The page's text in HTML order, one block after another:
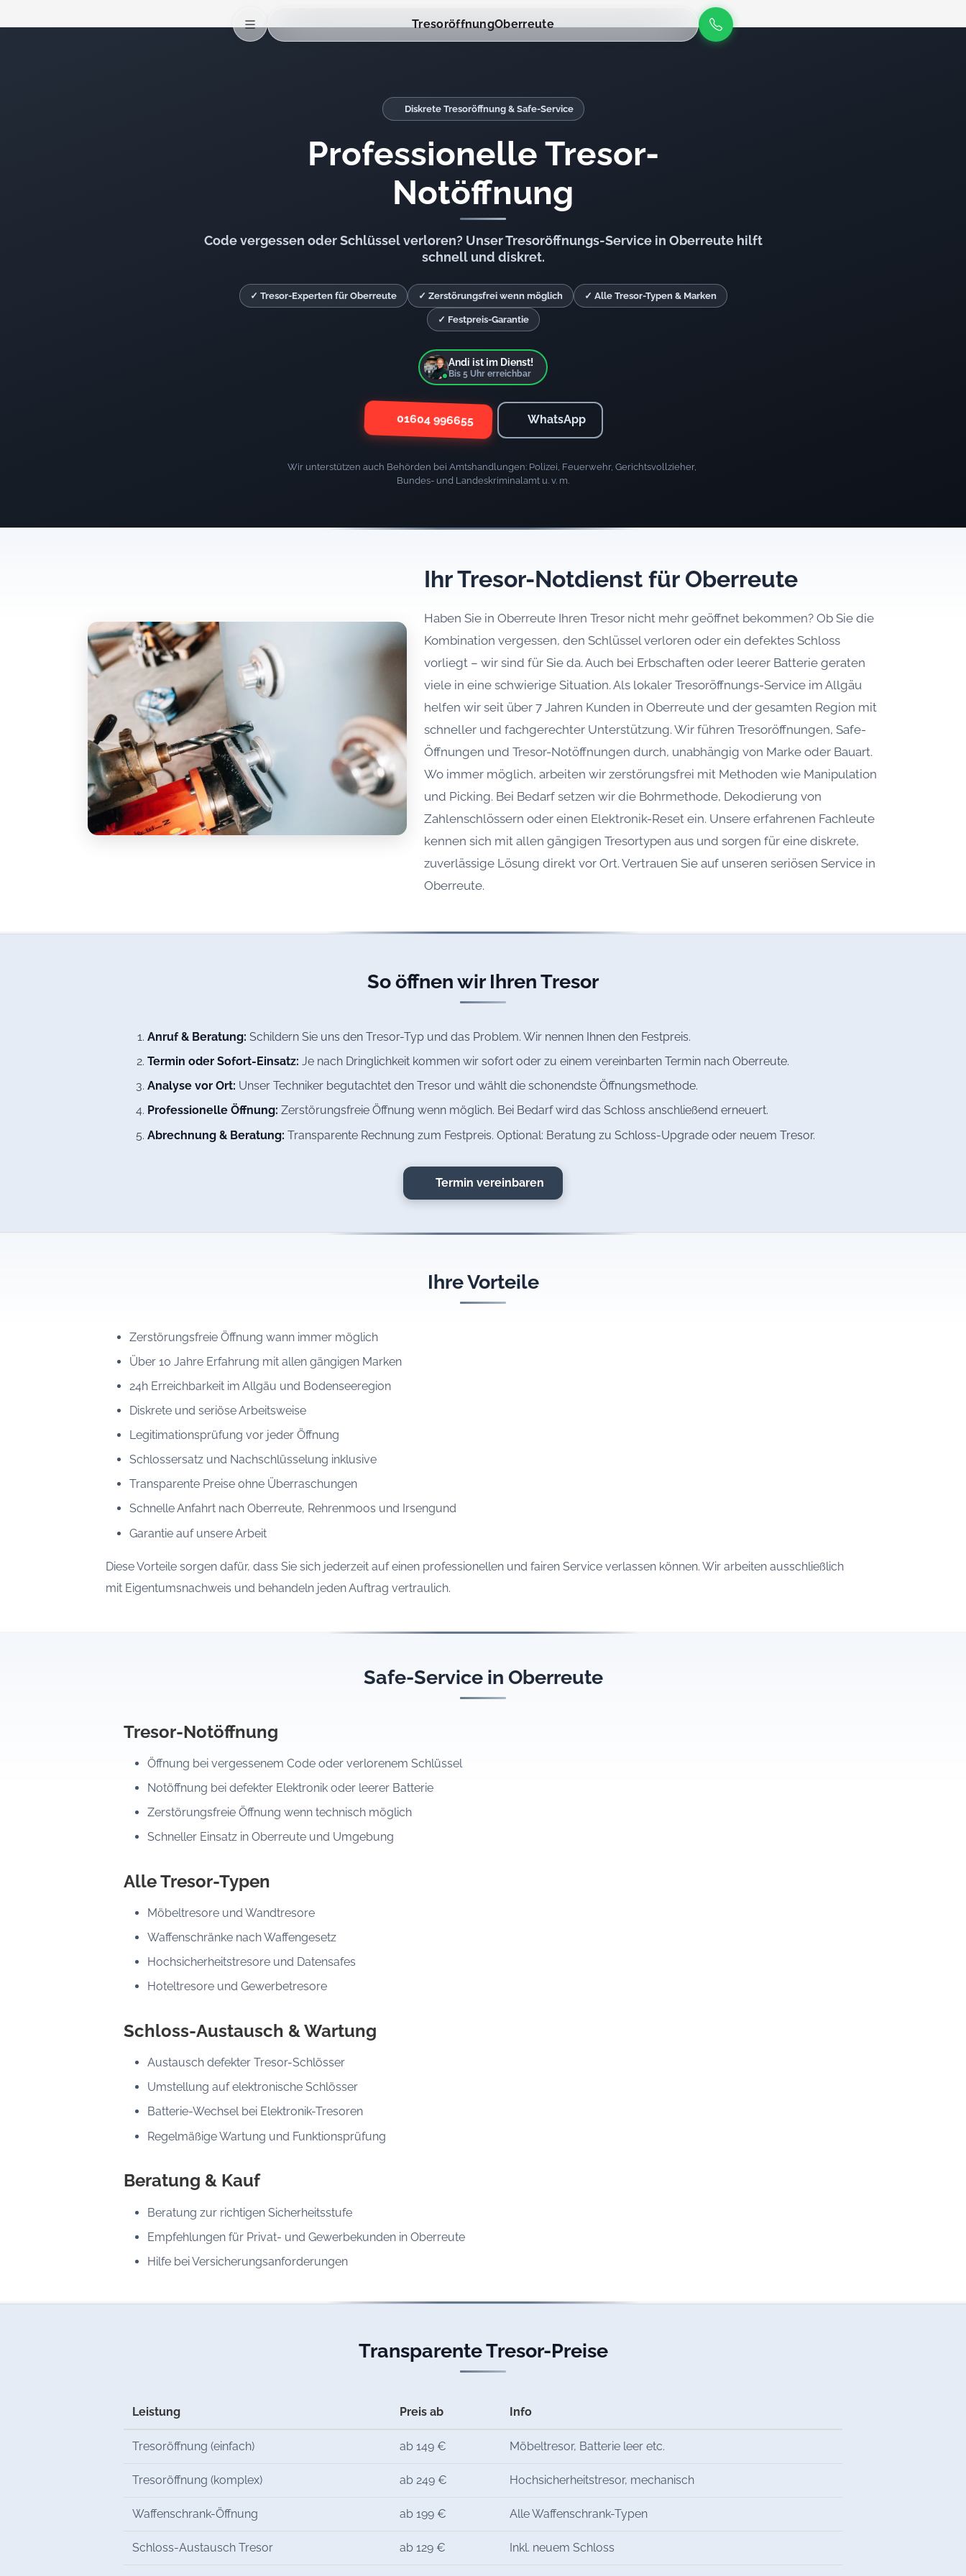
TresoröffnungOberreute
Diskrete Tresoröffnung & Safe-Service
Professionelle Tresor-
Notöffnung
Code vergessen oder Schlüssel verloren? Unser Tresoröffnungs-Service in Oberreute hilft
schnell und diskret.
✓ Tresor-Experten für Oberreute ✓ Zerstörungsfrei wenn möglich ✓ Alle Tresor-Typen & Marken
✓ Festpreis-Garantie
Andi ist im Dienst!
Bis 5 Uhr erreichbar
01604 996655 WhatsApp
Wir unterstützen auch Behörden bei Amtshandlungen: Polizei, Feuerwehr, Gerichtsvollzieher,
Bundes- und Landeskriminalamt u. v. m.
Ihr Tresor-Notdienst für Oberreute
Haben Sie in Oberreute Ihren Tresor nicht mehr geöffnet bekommen? Ob Sie die
Kombination vergessen, den Schlüssel verloren oder ein defektes Schloss
vorliegt – wir sind für Sie da. Auch bei Erbschaften oder leerer Batterie geraten
viele in eine schwierige Situation. Als lokaler Tresoröffnungs-Service im Allgäu
helfen wir seit über 7 Jahren Kunden in Oberreute und der gesamten Region mit
schneller und fachgerechter Unterstützung. Wir führen Tresoröffnungen, Safe-
Öffnungen und Tresor-Notöffnungen durch, unabhängig von Marke oder Bauart.
Wo immer möglich, arbeiten wir zerstörungsfrei mit Methoden wie Manipulation
und Picking. Bei Bedarf setzen wir die Bohrmethode, Dekodierung von
Zahlenschlössern oder einen Elektronik-Reset ein. Unsere erfahrenen Fachleute
kennen sich mit allen gängigen Tresortypen aus und sorgen für eine diskrete,
zuverlässige Lösung direkt vor Ort. Vertrauen Sie auf unseren seriösen Service in
Oberreute.
So öffnen wir Ihren Tresor
Anruf & Beratung: Schildern Sie uns den Tresor-Typ und das Problem. Wir nennen Ihnen den Festpreis.
Termin oder Sofort-Einsatz: Je nach Dringlichkeit kommen wir sofort oder zu einem vereinbarten Termin nach Oberreute.
Analyse vor Ort: Unser Techniker begutachtet den Tresor und wählt die schonendste Öffnungsmethode.
Professionelle Öffnung: Zerstörungsfreie Öffnung wenn möglich. Bei Bedarf wird das Schloss anschließend erneuert.
Abrechnung & Beratung: Transparente Rechnung zum Festpreis. Optional: Beratung zu Schloss-Upgrade oder neuem Tresor.
Termin vereinbaren
Ihre Vorteile
Zerstörungsfreie Öffnung wann immer möglich
Über 10 Jahre Erfahrung mit allen gängigen Marken
24h Erreichbarkeit im Allgäu und Bodenseeregion
Diskrete und seriöse Arbeitsweise
Legitimationsprüfung vor jeder Öffnung
Schlossersatz und Nachschlüsselung inklusive
Transparente Preise ohne Überraschungen
Schnelle Anfahrt nach Oberreute, Rehrenmoos und Irsengund
Garantie auf unsere Arbeit
Diese Vorteile sorgen dafür, dass Sie sich jederzeit auf einen professionellen und fairen Service verlassen können. Wir arbeiten ausschließlich
mit Eigentumsnachweis und behandeln jeden Auftrag vertraulich.
Safe-Service in Oberreute
Tresor-Notöffnung
Öffnung bei vergessenem Code oder verlorenem Schlüssel
Notöffnung bei defekter Elektronik oder leerer Batterie
Zerstörungsfreie Öffnung wenn technisch möglich
Schneller Einsatz in Oberreute und Umgebung
Alle Tresor-Typen
Möbeltresore und Wandtresore
Waffenschränke nach Waffengesetz
Hochsicherheitstresore und Datensafes
Hoteltresore und Gewerbetresore
Schloss-Austausch & Wartung
Austausch defekter Tresor-Schlösser
Umstellung auf elektronische Schlösser
Batterie-Wechsel bei Elektronik-Tresoren
Regelmäßige Wartung und Funktionsprüfung
Beratung & Kauf
Beratung zur richtigen Sicherheitsstufe
Empfehlungen für Privat- und Gewerbekunden in Oberreute
Hilfe bei Versicherungsanforderungen
Transparente Tresor-Preise
Leistung Preis ab Info
Tresoröffnung (einfach) ab 149 € Möbeltresor, Batterie leer etc.
Tresoröffnung (komplex) ab 249 € Hochsicherheitstresor, mechanisch
Waffenschrank-Öffnung ab 199 € Alle Waffenschrank-Typen
Schloss-Austausch Tresor ab 129 € Inkl. neuem Schloss